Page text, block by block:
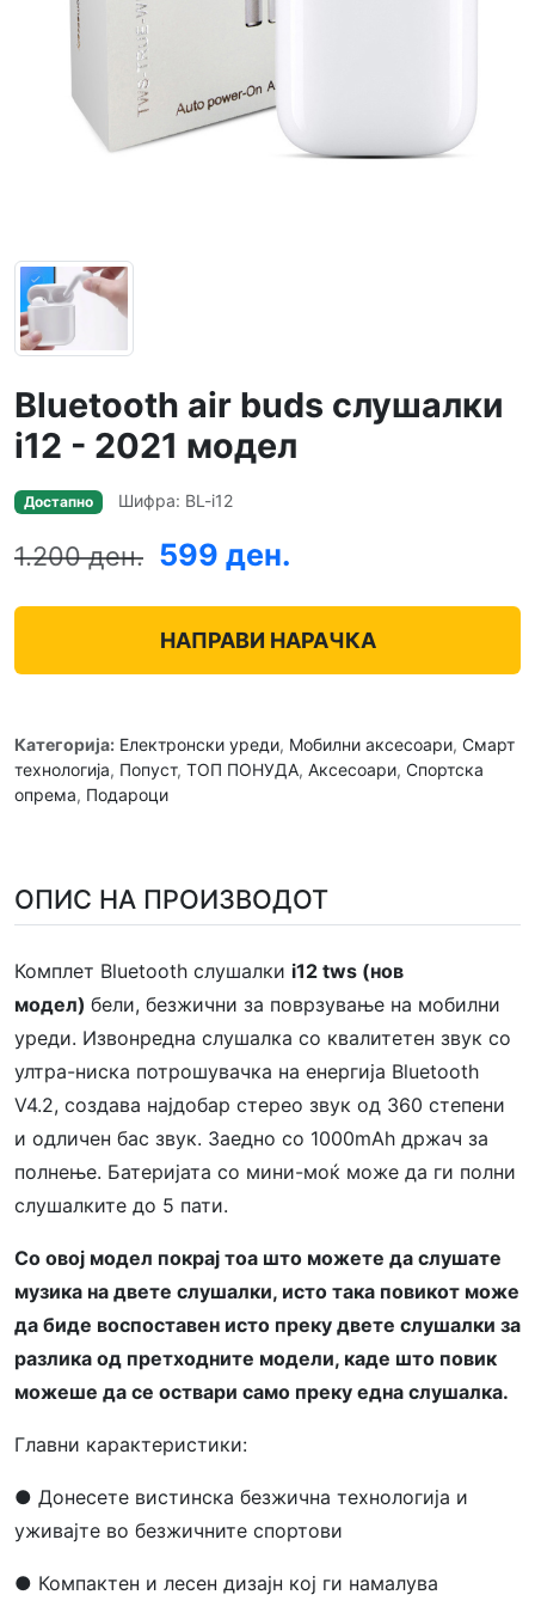
Bluetooth air buds слушалки
i12 - 2021 модел
Достапно Шифра: BL-i12
1.200 ден. 599 ден.
НАПРАВИ НАРАЧКА
Категорија: Електронски уреди, Мобилни аксесоари, Смарт
технологија, Попуст, ТОП ПОНУДА, Аксесоари, Спортска
опрема, Подароци
ОПИС НА ПРОИЗВОДОТ
Комплет Bluetooth слушалки i12 tws (нов
модел) бели, безжични за поврзување на мобилни
уреди. Извонредна слушалка со квалитетен звук со
ултра-ниска потрошувачка на енергија Bluetooth
V4.2, создава најдобар стерео звук од 360 степени
и одличен бас звук. Заедно со 1000mAh држач за
полнење. Батеријата со мини-моќ може да ги полни
слушалките до 5 пати.
Со овој модел покрај тоа што можете да слушате
музика на двете слушалки, исто така повикот може
да биде воспоставен исто преку двете слушалки за
разлика од претходните модели, каде што повик
можеше да се оствари само преку една слушалка.
Главни карактеристики:
● Донесете вистинска безжична технологија и
уживајте во безжичните спортови
● Компактен и лесен дизајн кој ги намалува